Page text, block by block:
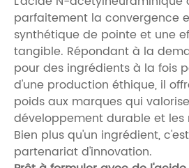
parfaitement la convergence
synthétique de pointe et une
tangible. Répondant à la
pour des ingrédients à la fois
d'une production éthique, il
poids aux marques qui
développement durable et les
Bien plus qu'un ingrédient,
partenariat d'innovation.